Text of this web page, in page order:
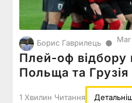
Борис Гаврилець ●
Плей-оф відбору
Польща та
1 Хвилин Читання